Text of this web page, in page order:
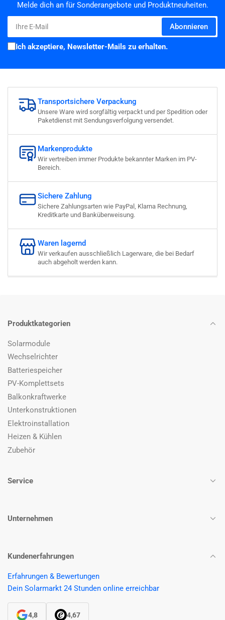
Melde dich an für Sonderangebote und Produktneuheiten.
Ihre
Mail
Abonnieren
Ich akzeptiere, Newsletter-Mails zu erhalten.
Transportsichere Verpackung
Unsere Ware wird sorgfältig verpackt und per Spedition oder
Paketdienst mit Sendungsverfolgung versendet.
Markenprodukte
Wir vertreiben immer Produkte bekannter Marken im PV-
Bereich.
Sichere Zahlung
Sichere Zahlungsarten wie PayPal, Klarna Rechnung,
Kreditkarte und Banküberweisung.
Waren lagernd
Wir verkaufen ausschließlich Lagerware, die bei Bedarf
auch abgeholt werden kann.
Produktkategorien
Solarmodule
Wechselrichter
Batteriespeicher
PV-Komplettsets
Balkonkraftwerke
Unterkonstruktionen
Elektroinstallation
Heizen & Kühlen
Zubehör
Service
Unternehmen
Kundenerfahrungen
Erfahrungen & Bewertungen
Dein Solarmarkt 24 Stunden online erreichbar
4,8 4,67